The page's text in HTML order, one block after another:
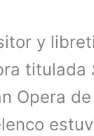
y
titulada
Opera